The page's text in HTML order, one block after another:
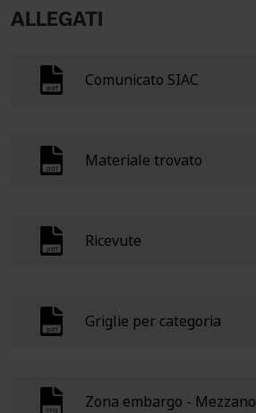
ALLEGATI
Comunicato SIAC
Materiale trovato
Ricevute
Griglie per categoria
Zona embargo - Mezzano